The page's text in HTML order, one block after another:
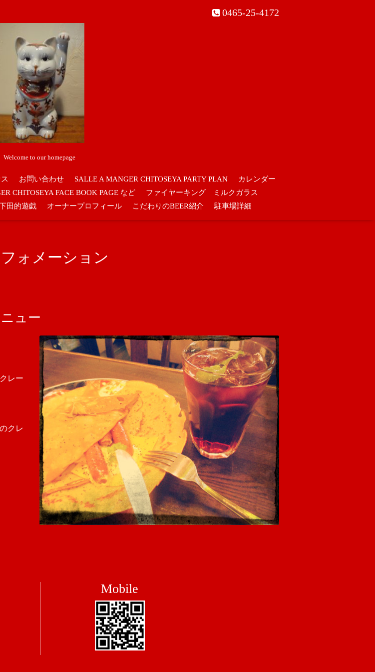
0465-25-4172
Welcome to our homepage
お問い合わせ SALLE A MANGER CHITOSEYA PARTY PLAN
カレンダー
CHITOSEYA FACE BOOK PAGE など
ファイヤーキング ミルクガラス
田的遊戯 オーナープロフィール こだわりのBEER紹介 駐車場詳細
ォメーション
ュー
レー
クレ
Mobile